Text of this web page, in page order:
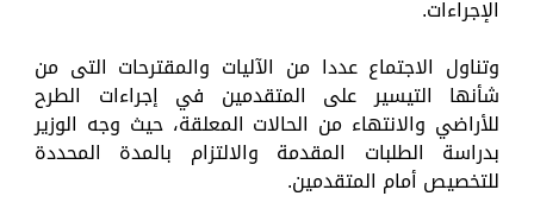
الإجراءات.
وتناول الاجتماع عددا من الآليات والمقترحات التى من
شأنها التيسير على المتقدمين في إجراءات الطرح
للأراضي والانتهاء من الحالات المعلقة، حيث وجه الوزير
بدراسة الطلبات المقدمة والالتزام بالمدة المحددة
للتخصيص أمام المتقدمين.